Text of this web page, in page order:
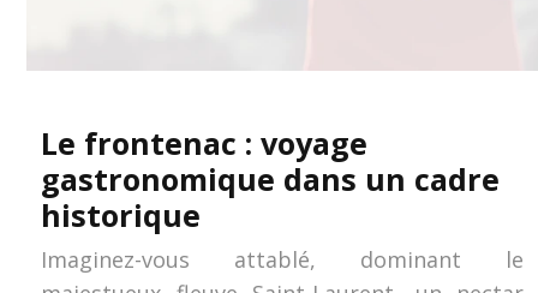
Le frontenac : voyage
gastronomique dans un cadre
historique
Imaginez-vous attablé, dominant le